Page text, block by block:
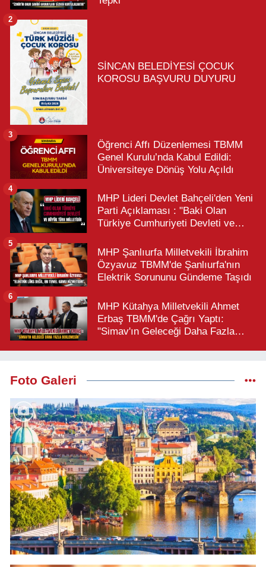
SİNCAN BELEDİYESİ ÇOCUK
KOROSU BAŞVURU DUYURU
2
Öğrenci Affı Düzenlemesi TBMM
Genel Kurulu’nda Kabul Edildi:
Üniversiteye Dönüş Yolu Açıldı
3
MHP Lideri Devlet Bahçeli'den Yeni
Parti Açıklaması : "Baki Olan
Türkiye Cumhuriyeti Devleti ve
4
MHP Şanlıurfa Milletvekili İbrahim
Özyavuz TBMM'de Şanlıurfa'nın
Elektrik Sorununu Gündeme Taşıdı
5
MHP Kütahya Milletvekili Ahmet
Erbaş TBMM'de Çağrı Yaptı:
"Simav'ın Geleceği Daha Fazla
6
Foto Galeri